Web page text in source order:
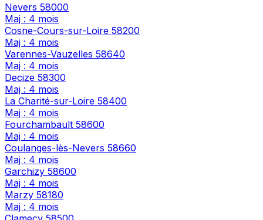
Nevers 58000
Maj : 4 mois
Cosne-Cours-sur-Loire 58200
Maj : 4 mois
Varennes-Vauzelles 58640
Maj : 4 mois
Decize 58300
Maj : 4 mois
La Charité-sur-Loire 58400
Maj : 4 mois
Fourchambault 58600
Maj : 4 mois
Coulanges-lès-Nevers 58660
Maj : 4 mois
Garchizy 58600
Maj : 4 mois
Marzy 58180
Maj : 4 mois